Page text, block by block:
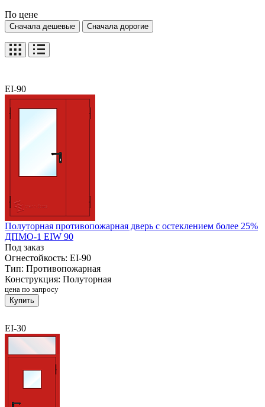
По цене
Сначала дешевые Сначала дорогие
EI-90
Полуторная противопожарная дверь с остеклением более 25%
ДПМО-1 EIW 90
Под заказ
Огнестойкость: EI-90
Тип: Противопожарная
Конструкция: Полуторная
цена по запросу
Купить
EI-30